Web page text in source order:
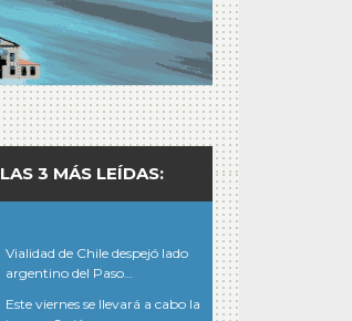
LAS 3 MÁS LEÍDAS:
Vialidad de Chile despejó lado
argentino del Paso…
Este viernes se llevará a cabo la